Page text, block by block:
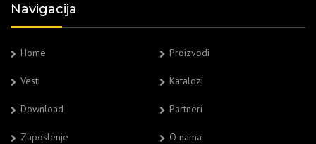
Navigacija
Home Proizvodi
Vesti Katalozi
Download Partneri
Zaposlenje O nama